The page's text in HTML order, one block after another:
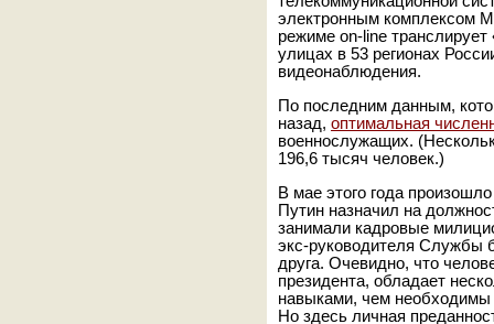
электронным комплексом
режиме on-line
улицах в 53 регионах
видеонаблюдения.
По последним данным,
назад, оптимальная
военнослужащих.
196,6 тысяч человек.)
В мае этого года
Путин назначил на
занимали кадровые
экс-руководителя Службы
друга. Очевидно, что
президента, обладает
навыками, чем
Но здесь личная